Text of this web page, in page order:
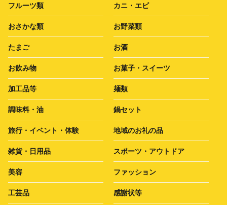
フルーツ類 カニ・エビ
おさかな類 お野菜類
たまご お酒
お飲み物 お菓子・スイーツ
加工品等 麺類
調味料・油 鍋セット
旅行・イベント・体験 地域のお礼の品
雑貨・日用品 スポーツ・アウトドア
美容 ファッション
工芸品 感謝状等